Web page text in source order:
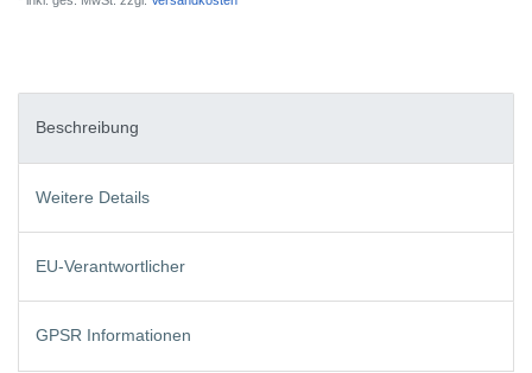
Beschreibung
Weitere Details
EU-Verantwortlicher
GPSR Informationen